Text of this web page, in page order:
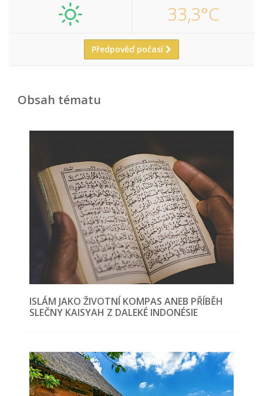
33,3°C
Předpověď počasí
Obsah tématu
ISLÁM JAKO ŽIVOTNÍ KOMPAS ANEB PŘÍBĚH
SLEČNY KAISYAH Z DALEKÉ INDONÉSIE